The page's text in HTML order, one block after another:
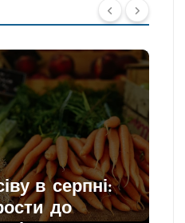
в серпні:
до